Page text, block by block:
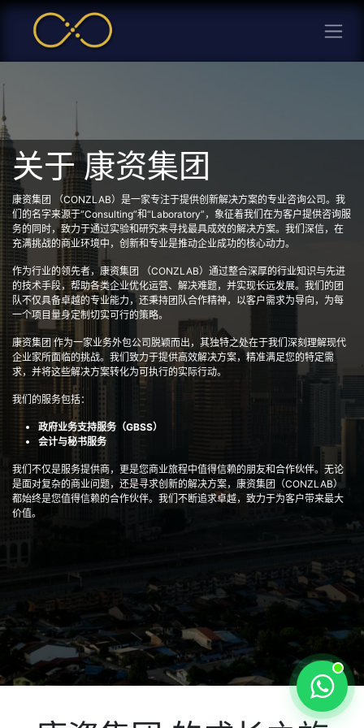
关于 康资集团
康资集团 （CONZLAB）是一家专注于提供创新解决方案的专业咨询公司。我
们的名字来源于“Consulting”和“Laboratory”，象征着我们在为客户提供咨询服
务的同时，致力于通过实验和研究来寻找最具成效的解决方案。我们深信，在
充满挑战的商业环境中，创新和专业是推动企业成功的核心动力。
作为行业的领先者，康资集团 （CONZLAB）通过整合深厚的行业知识与先进
的技术手段，帮助各类企业优化运营、解决难题，并实现长远发展。我们的团
队不仅具备卓越的专业能力，还秉持团队合作精神，以客户需求为导向，为每
一个项目量身定制切实可行的策略。
康资集团 作为一家业务外包公司脱颖而出，其独特之处在于我们深刻理解现代
企业家所面临的挑战。我们致力于提供高效解决方案，精准满足您的特定需
求，并将这些解决方案转化为可执行的实际行动。
我们的服务包括：
政府业务支持服务（GBSS）
会计与秘书服务
我们不仅是服务提供商，更是您商业旅程中值得信赖的朋友和合作伙伴。无论
是面对复杂的商业问题，还是寻求创新的解决方案，康资集团（CONZLAB）
都始终是您值得信赖的合作伙伴。我们不断追求卓越，致力于为客户带来最大
价值。